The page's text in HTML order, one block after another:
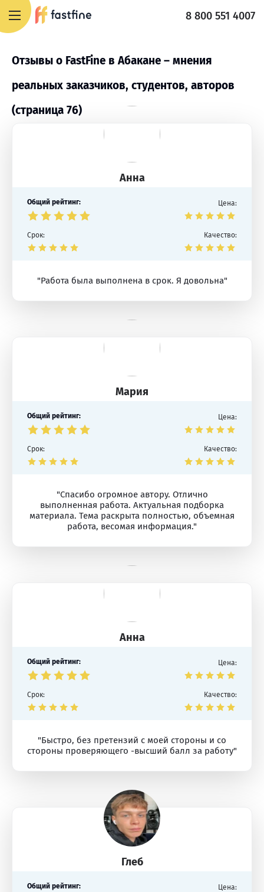
8 800 551 4007
Отзывы о FastFine в Абакане – мнения
реальных заказчиков, студентов, авторов
(страница 76)
Анна
Общий рейтинг: Цена:
Срок: Качество:
"Работа была выполнена в срок. Я довольна"
Мария
Общий рейтинг: Цена:
Срок: Качество:
"Спасибо огромное автору. Отлично
выполненная работа. Актуальная подборка
материала. Тема раскрыта полностью, объемная
работа, весомая информация."
Анна
Общий рейтинг: Цена:
Срок: Качество:
"Быстро, без претензий с моей стороны и со
стороны проверяющего -высший балл за работу"
Глеб
Общий рейтинг: Цена: